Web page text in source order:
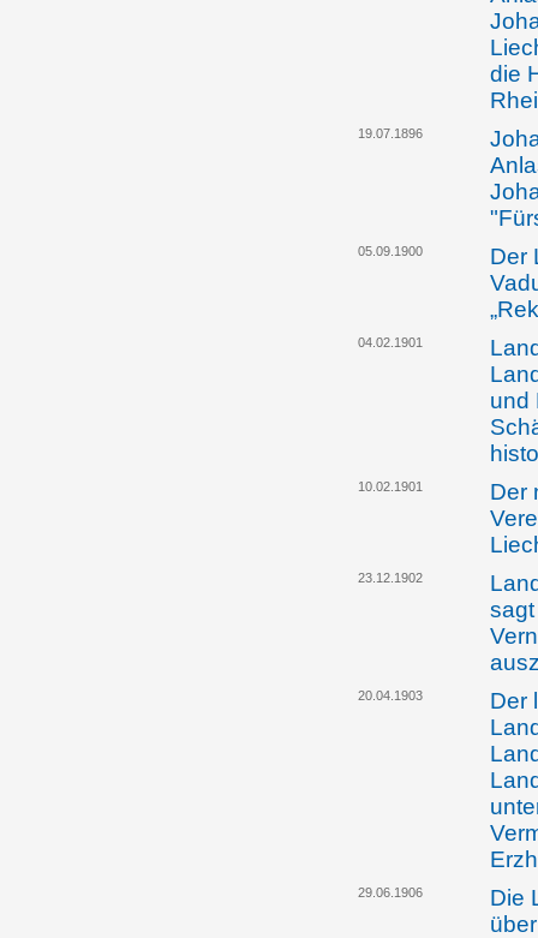
die
19.07.1896
05.09.1900
Der
04.02.1901
und
10.02.1901
Der
23.12.1902
20.04.1903
Der
29.06.1906
Die